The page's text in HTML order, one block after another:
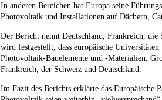
In anderen Bereichen hat Europa seine
Photovoltaik und Installationen auf Dächern,
Der Bericht nennt Deutschland, Frankreich,
wird festgestellt, dass europäische
Photovoltaik-Bauelemente und -Materialien.
Frankreich, der Schweiz und Deutschland.
Im Fazit des Berichts erklärte das Europäische